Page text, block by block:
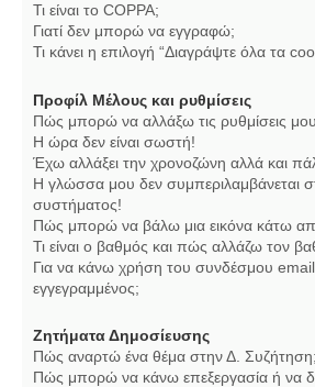
Τι είναι το COPPA;
Γιατί δεν μπορώ να εγγραφώ;
Τι κάνει η επιλογή “Διαγράψτε όλα τα
Προφίλ Μέλους και ρυθμίσεις
Πώς μπορώ να αλλάξω τις ρυθμίσεις
Η ώρα δεν είναι σωστή!
Έχω αλλάξει την χρονοζώνη αλλά και
Η γλώσσα μου δεν συμπεριλαμβάνεται
συστήματος!
Πώς μπορώ να βάλω μια εικόνα κάτω
Τι είναι ο βαθμός και πώς αλλάζω τον
Για να κάνω χρήση του συνδέσμου email
εγγεγραμμένος;
Ζητήματα Δημοσίευσης
Πώς αναρτώ ένα θέμα στην Δ. Συζήτηση;
Πώς μπορώ να κάνω επεξεργασία ή να